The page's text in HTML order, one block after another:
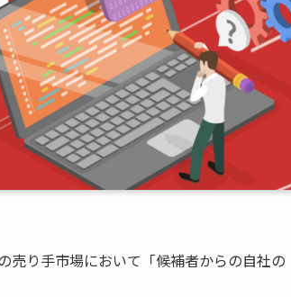
売り手市場において「候補者からの自社の